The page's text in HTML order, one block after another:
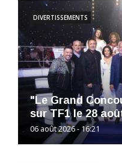
"Le Grand
sur TF1 le 28
06 août 2026 - 16:21
DIVERTISSEMENTS